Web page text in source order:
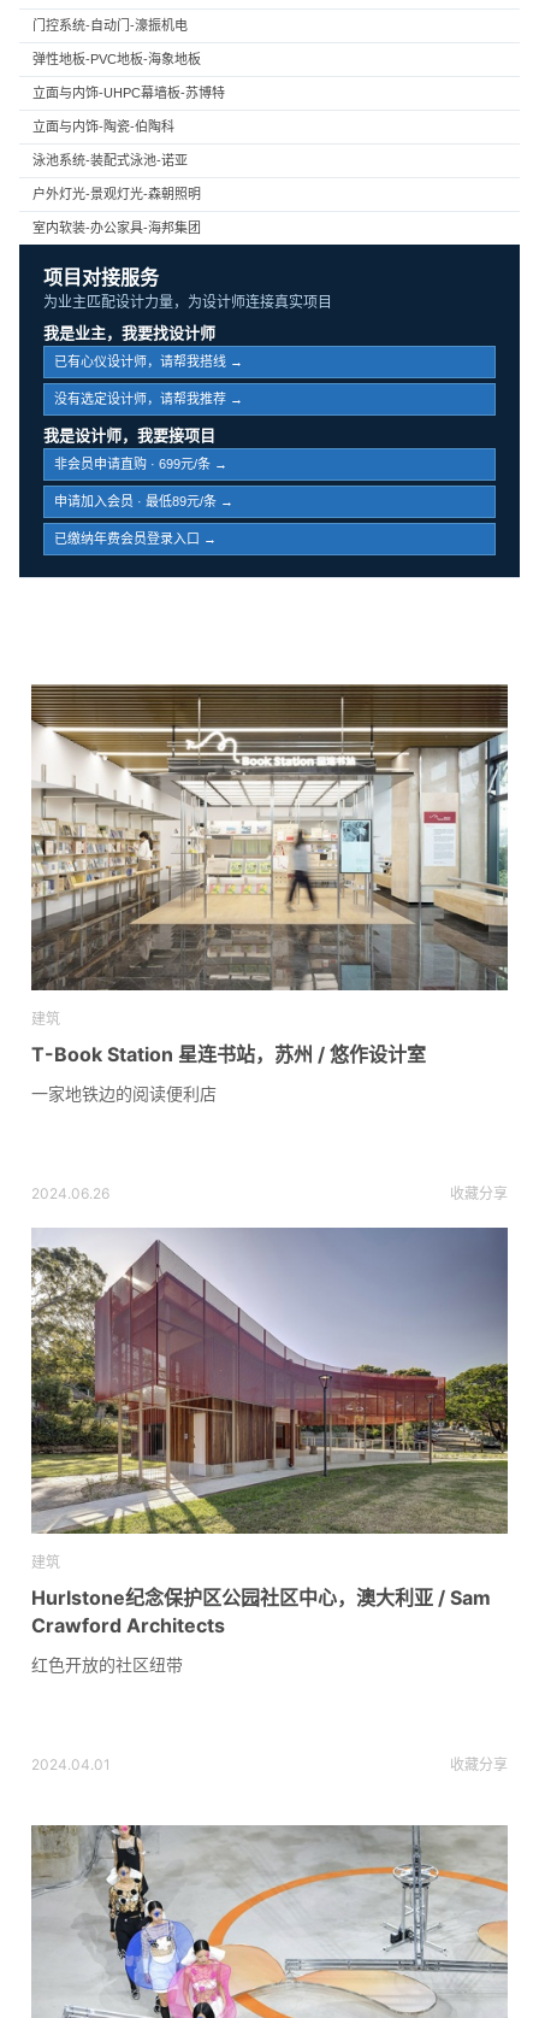
门控系统-自动门-濠振机电
弹性地板-PVC地板-海象地板
立面与内饰-UHPC幕墙板-苏博特
立面与内饰-陶瓷-伯陶科
泳池系统-装配式泳池-诺亚
户外灯光-景观灯光-森朝照明
室内软装-办公家具-海邦集团
项目对接服务
为业主匹配设计力量，为设计师连接真实项目
我是业主，我要找设计师
已有心仪设计师，请帮我搭线 →
没有选定设计师，请帮我推荐 →
我是设计师，我要接项目
非会员申请直购 · 699元/条 →
申请加入会员 · 最低89元/条 →
已缴纳年费会员登录入口 →
建筑
T-Book Station 星连书站，苏州 / 悠作设计室
一家地铁边的阅读便利店
2024.06.26 收藏分享
建筑
Hurlstone纪念保护区公园社区中心，澳大利亚 / Sam
Crawford Architects
红色开放的社区纽带
2024.04.01 收藏分享